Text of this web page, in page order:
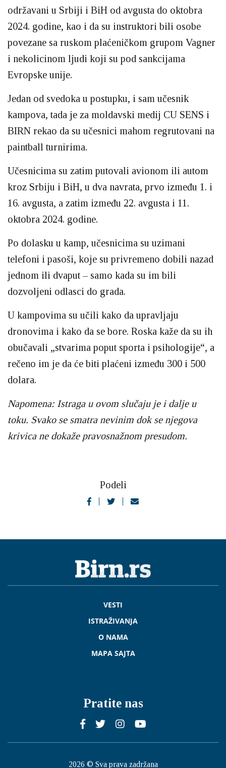
održavani u Srbiji i BiH od avgusta do oktobra
2024. godine, kao i da su instruktori bili osobe
povezane sa ruskom plaćeničkom grupom Vagner
i nekolicinom ljudi koji su pod sankcijama
Evropske unije.
Jedan od svedoka u postupku, i sam učesnik
kampova, tada je za moldavski medij CU SENS i
BIRN rekao da su učesnici mahom regrutovani na
paintball turnirima.
Učesnicima su zatim putovali avionom ili autom
kroz Srbiju i BiH, u dva navrata, prvo između 1. i
16. avgusta, a zatim između 22. avgusta i 11.
oktobra 2024. godine.
Po dolasku u kamp, učesnicima su uzimani
telefoni i pasoši, koje su privremeno dobili nazad
jednom ili dvaput – samo kada su im bili
dozvoljeni odlasci do grada.
U kampovima su učili kako da upravljaju
dronovima i kako da se bore. Roska kaže da su ih
obučavali „stvarima poput sporta i psihologije“, a
rečeno im je da će biti plaćeni između 300 i 500
dolara.
Napomena: Istraga u ovom slučaju je i dalje u
toku. Svako se smatra nevinim dok se njegova
krivica ne dokaže pravosnažnom presudom.
Podeli
VESTI
ISTRAŽIVANJA
O NAMA
MAPA SAJTA
Pratite nas
2026 © Sva prava zadržana